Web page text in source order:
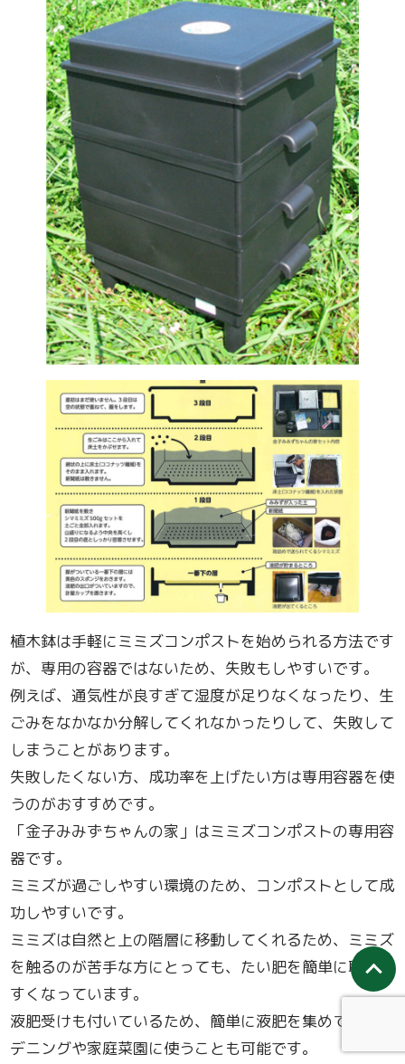
植木鉢は手軽にミミズコンポストを始められる方法です
が、専用の容器ではないため、失敗もしやすいです。
例えば、通気性が良すぎて湿度が足りなくなったり、生
ごみをなかなか分解してくれなかったりして、失敗して
しまうことがあります。
失敗したくない方、成功率を上げたい方は専用容器を使
うのがおすすめです。
「金子みみずちゃんの家」はミミズコンポストの専用容
器です。
ミミズが過ごしやすい環境のため、コンポストとして成
功しやすいです。
ミミズは自然と上の階層に移動してくれるため、ミミズ
を触るのが苦手な方にとっても、たい肥を簡単に取りや
すくなっています。
液肥受けも付いているため、簡単に液肥を集めて、ガー
デニングや家庭菜園に使うことも可能です。